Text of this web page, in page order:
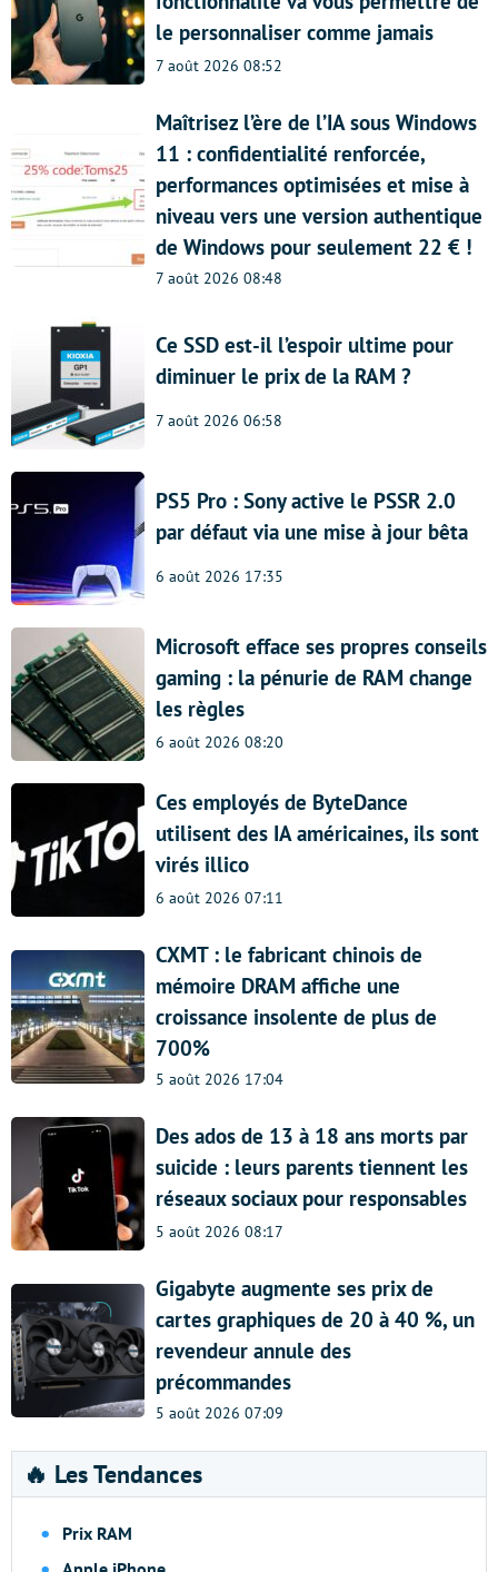
le personnaliser comme jamais
7 août 2026 08:52
Maîtrisez l’ère de l’IA sous Windows
11 : confidentialité renforcée,
performances optimisées et mise à
niveau vers une version authentique
de Windows pour seulement 22 € !
7 août 2026 08:48
Ce SSD est-il l’espoir ultime pour
diminuer le prix de la RAM ?
7 août 2026 06:58
PS5 Pro : Sony active le PSSR 2.0
par défaut via une mise à jour bêta
6 août 2026 17:35
Microsoft efface ses propres conseils
gaming : la pénurie de RAM change
les règles
6 août 2026 08:20
Ces employés de ByteDance
utilisent des IA américaines, ils sont
virés illico
6 août 2026 07:11
CXMT : le fabricant chinois de
mémoire DRAM affiche une
croissance insolente de plus de
700%
5 août 2026 17:04
Des ados de 13 à 18 ans morts par
suicide : leurs parents tiennent les
réseaux sociaux pour responsables
5 août 2026 08:17
Gigabyte augmente ses prix de
cartes graphiques de 20 à 40 %, un
revendeur annule des
précommandes
5 août 2026 07:09
🔥 Les Tendances
Prix RAM